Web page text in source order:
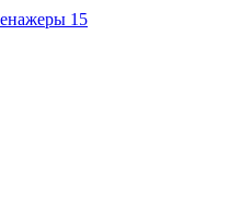
15